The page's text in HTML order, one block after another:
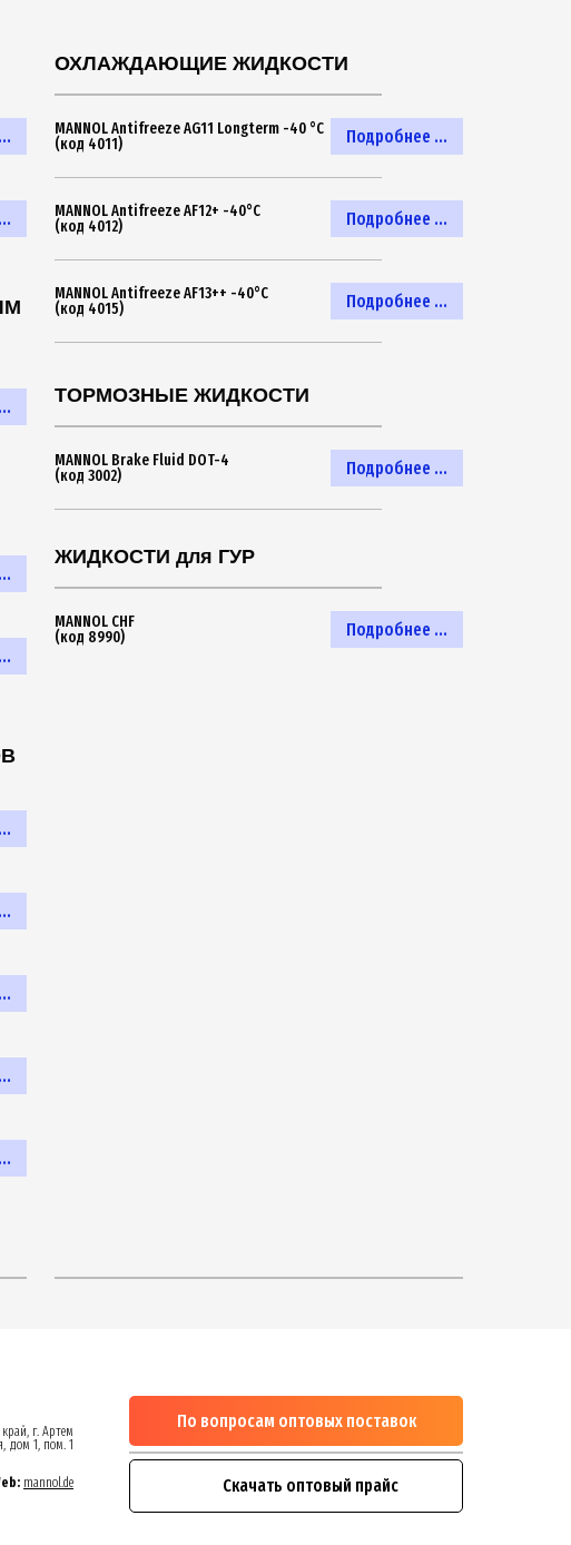
ОХЛАЖДАЮЩИЕ ЖИДКОСТИ
Подробнее ...
MANNOL Antifreeze AG11 Longterm -40 °C
(код 4011)
Подробнее ...
MANNOL Antifreeze AF12+ -40°C
(код 4012)
Подробнее ...
MANNOL Antifreeze AF13++ -40°C
(код 4015)
ТОРМОЗНЫЕ ЖИДКОСТИ
Подробнее ...
MANNOL Brake Fluid DOT-4
(код 3002)
ЖИДКОСТИ для ГУР
Подробнее ...
MANNOL CHF
(код 8990)
г. Артем
дом 1, пом. 1
mannol.de
По вопросам оптовых поставок
Скачать оптовый прайс